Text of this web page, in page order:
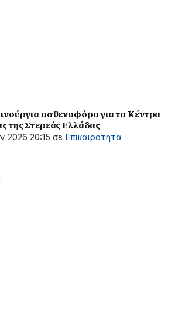
ασθενοφόρα για τα Κέντρα
της Στερεάς Ελλάδας
2026 20:15 σε Επικαιρότητα